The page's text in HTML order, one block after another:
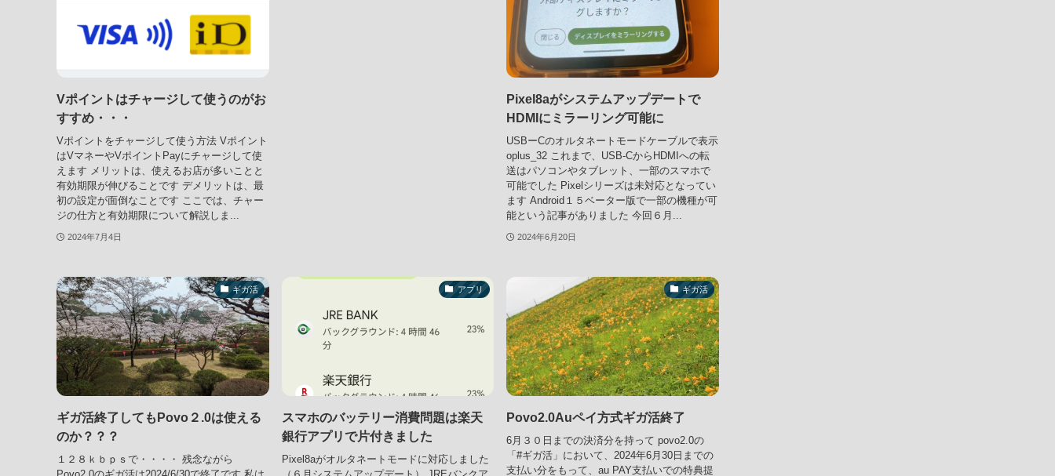
Vポイントはチャージして使うのがお
すすめ・・・
Vポイントをチャージして使う方法 Vポイント
はVマネーやVポイントPayにチャージして使
えます メリットは、使えるお店が多いことと
有効期限が伸びることです デメリットは、最
初の設定が面倒なことです ここでは、チャー
ジの仕方と有効期限について解説しま...
2024年7月4日
Pixel8aがシステムアップデートで
HDMIにミラーリング可能に
USBーCのオルタネートモードケーブルで表示
oplus_32 これまで、USB-CからHDMIへの転
送はパソコンやタブレット、一部のスマホで
可能でした Pixelシリーズは未対応となってい
ます Android１５ベーター版で一部の機種が可
能という記事がありました 今回６月...
2024年6月20日
ギガ活
ギガ活終了してもPovo２.0は使える
のか？？？
１２８ｋｂｐｓで・・・・ 残念ながら
アプリ
スマホのバッテリー消費問題は楽天
銀行アプリで片付きました
Pixel8aがオルタネートモードに対応しました
ギガ活
Povo2.0Auペイ方式ギガ活終了
6月３０日までの決済分を持って povo2.0の
「#ギガ活」において、2024年6月30日までの
支払い分をもって、au PAY支払いでの特典提